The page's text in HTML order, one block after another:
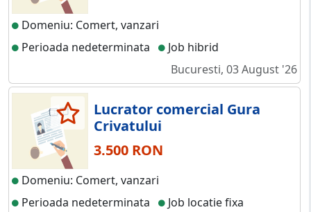
Domeniu: Comert, vanzari
Perioada nedeterminata
Job hibrid
Bucuresti, 03 August '26
Lucrator comercial Gura
Crivatului
3.500 RON
Domeniu: Comert, vanzari
Perioada nedeterminata
Job locatie fixa